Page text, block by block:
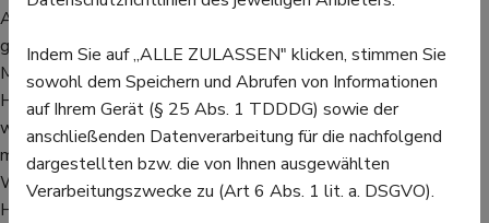
Aufschluss über das Risiko von Herz-Kreislauf-Erkrankungen
geben. Jedoch weisen Studien darauf hin, dass bei älteren
Menschen der systolische Wert oft ein besserer Indikator für
Herz-Kreislauf-Risiken wie Herzinfarkt und Schlaganfall ist,
während bei jüngeren Menschen der diastolische Wert
möglicherweise aussagekräftiger ist. Trotzdem werden beide
Werte zur Beurteilung des Blutdrucks und der allgemeinen
Herzgesundheit herangezogen.
Indem Sie auf „ALLE ZULASSEN" klicken, stimmen Sie
sowohl dem Speichern und Abrufen von Informationen
auf Ihrem Gerät (§ 25 Abs. 1 TDDDG) sowie der
anschließenden Datenverarbeitung für die nachfolgend
dargestellten bzw. die von Ihnen ausgewählten
Verarbeitungszwecke zu (Art 6 Abs. 1 lit. a. DSGVO).